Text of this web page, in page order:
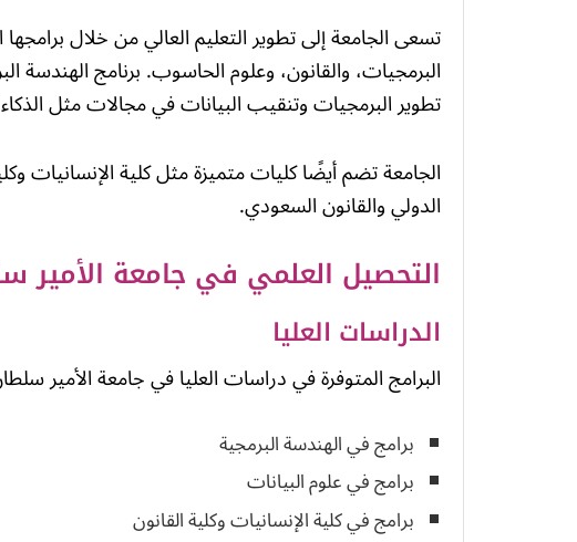
تسعى الجامعة إلى تطوير التعليم العالي من خلال
البرمجيات، والقانون، وعلوم الحاسوب. برنامج
تطوير البرمجيات وتنقيب البيانات في مجالات مثل
الجامعة تضم أيضًا كليات متميزة مثل كلية الإنسانيات
الدولي والقانون السعودي.
التحصيل العلمي في جامعة الأمير
الدراسات العليا
البرامج المتوفرة في دراسات العليا في جامعة الأمير
برامج في الهندسة البرمجية
برامج في علوم البيانات
برامج في كلية الإنسانيات وكلية القانون